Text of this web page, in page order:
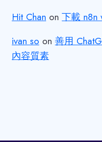
Hit Chan on 下載 n8n
ivan so on 善用
內容質素